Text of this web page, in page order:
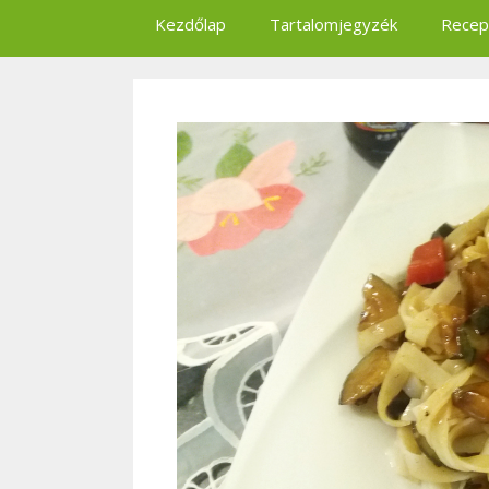
Kezdőlap Tartalomjegyzék